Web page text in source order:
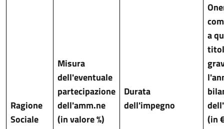
Ragione
Sociale
Misura
dell'eventuale
partecipazione
dell'amm.ne
(in valore %)
Durata
dell'impegno
a
(in